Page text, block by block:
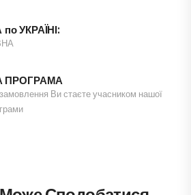
УКРАЇНІ:
ПРОГРАМА
Ви стаєте учасником нашої